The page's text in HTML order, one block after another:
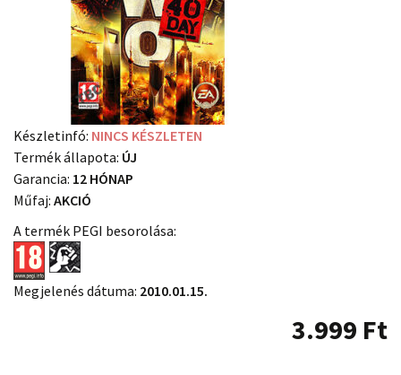
Készletinfó: NINCS KÉSZLETEN
Termék állapota: ÚJ
Garancia: 12 HÓNAP
Műfaj: AKCIÓ
A termék PEGI besorolása:
Megjelenés dátuma: 2010.01.15.
3.999 Ft